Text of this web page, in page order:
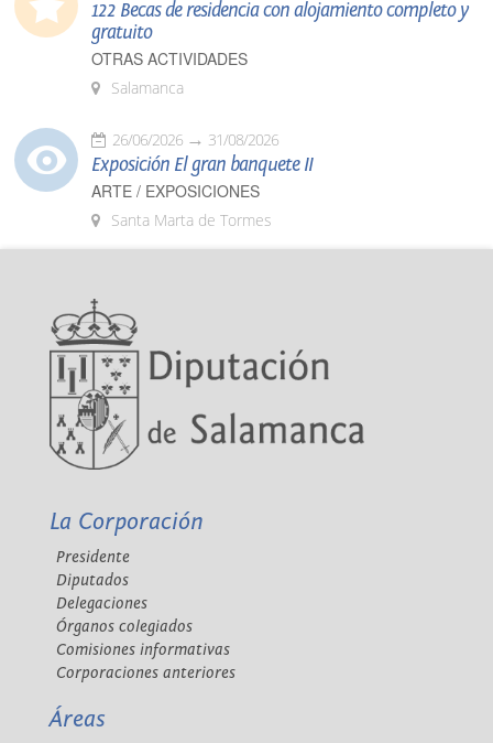
122 Becas de residencia con alojamiento completo y
gratuito
OTRAS ACTIVIDADES
Salamanca
26/06/2026 31/08/2026
Exposición El gran banquete II
ARTE / EXPOSICIONES
Santa Marta de Tormes
La Corporación
Presidente
Diputados
Delegaciones
Órganos colegiados
Comisiones informativas
Corporaciones anteriores
Áreas